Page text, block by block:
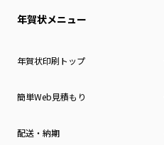
年賀状メニュー
年賀状印刷トップ
簡単Web見積もり
配送・納期